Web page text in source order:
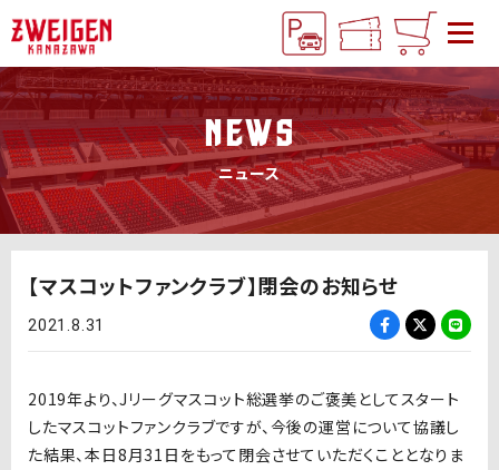
NEWS
ニュース
【マスコットファンクラブ】閉会のお知らせ
2021.8.31
2019年より、Jリーグマスコット総選挙のご褒美としてスタート
したマスコットファンクラブですが、今後の運営について協議し
た結果、本日8月31日をもって閉会させていただくこととなりま